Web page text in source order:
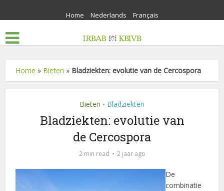
Home Nederlands Français
Home » Bieten » Bladziekten: evolutie van de Cercospora
Bieten • Bladziekten
Bladziekten: evolutie van
de Cercospora
2 min read 2 jaar ago
De
combinatie